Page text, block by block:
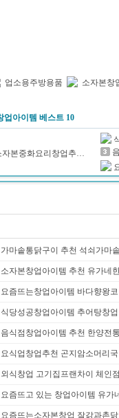
업소용주방용품 소자본창
업아이템 베스트 10
자본중화요리창업추…
가마솥통닭구이 추천 석쇠가마
소자본창업아이템 추천 유가네
요즘뜨는창업아이템 바다향왕
식당성공창업아이템 추어탕창업
음식점창업아이템 추천 한양전
요식업창업추천 곤지암소머리
외식창업 고기집프랜차이 체인
요즘뜨고 있는 창업아이템 유가
요즘뜨는소자본창업 잘갉과촌닭